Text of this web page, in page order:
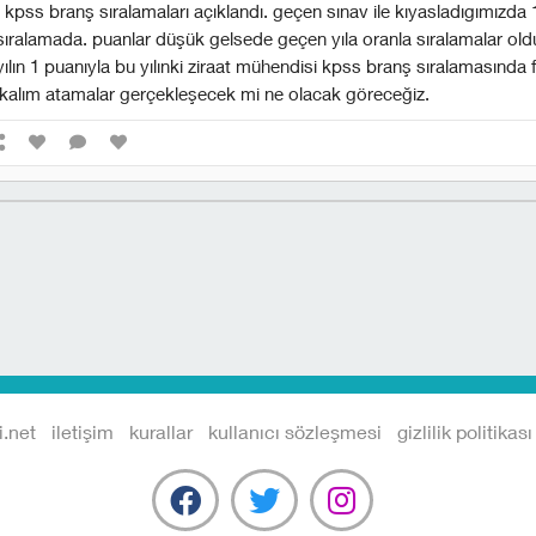
branş sıralamaları açıklandı. geçen sınav ile kıyasladıgımızda
puanlar düşük gelsede geçen yıla oranla sıralamalar
1 puanıyla bu yılınki ziraat mühendisi kpss branş
atamalar gerçekleşecek mi ne olacak göreceğiz.
iletişim kurallar kullanıcı sözleşmesi gizlilik politikası